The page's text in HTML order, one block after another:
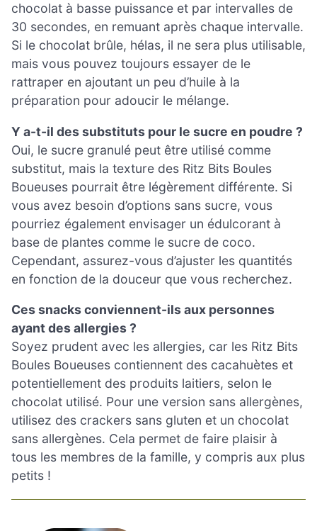
chocolat à basse puissance et par intervalles de
30 secondes, en remuant après chaque intervalle.
Si le chocolat brûle, hélas, il ne sera plus utilisable,
mais vous pouvez toujours essayer de le
rattraper en ajoutant un peu d’huile à la
préparation pour adoucir le mélange.
Y a-t-il des substituts pour le sucre en poudre ?
Oui, le sucre granulé peut être utilisé comme
substitut, mais la texture des Ritz Bits Boules
Boueuses pourrait être légèrement différente. Si
vous avez besoin d’options sans sucre, vous
pourriez également envisager un édulcorant à
base de plantes comme le sucre de coco.
Cependant, assurez-vous d’ajuster les quantités
en fonction de la douceur que vous recherchez.
Ces snacks conviennent-ils aux personnes
ayant des allergies ?
Soyez prudent avec les allergies, car les Ritz Bits
Boules Boueuses contiennent des cacahuètes et
potentiellement des produits laitiers, selon le
chocolat utilisé. Pour une version sans allergènes,
utilisez des crackers sans gluten et un chocolat
sans allergènes. Cela permet de faire plaisir à
tous les membres de la famille, y compris aux plus
petits !